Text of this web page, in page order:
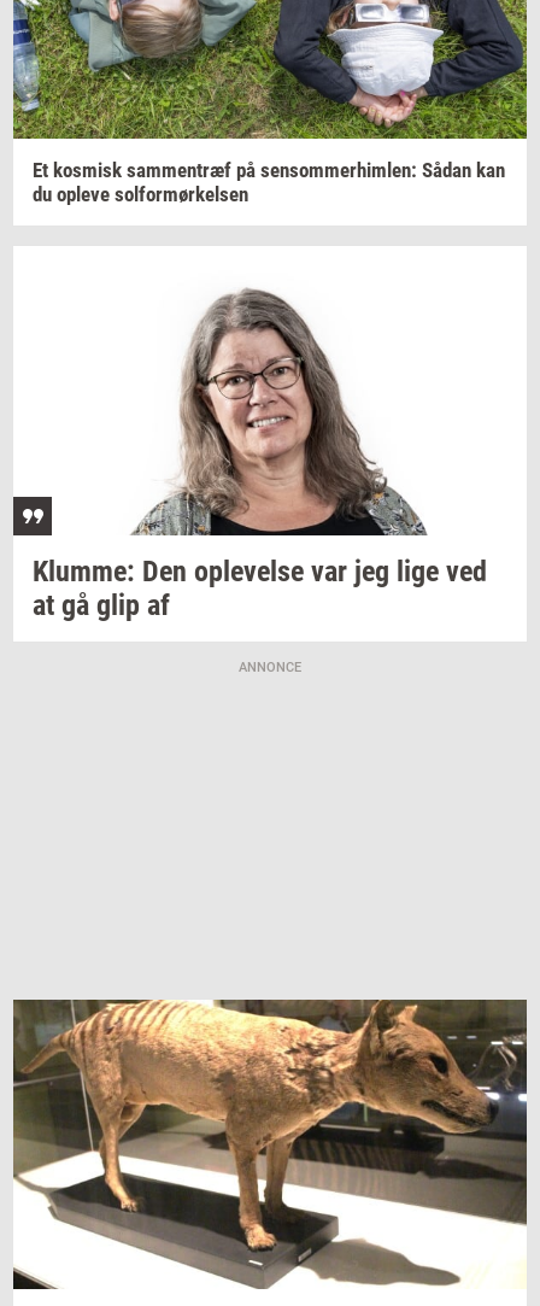
Et kos­misk sam­men­træf på sen­som­mer­him­len: Sådan kan
du op­le­ve sol­for­mør­kel­sen
Klum­me: Den op­le­vel­se var jeg lige ved
at gå glip af
ANNONCE